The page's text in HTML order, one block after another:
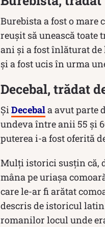
Burebista a fost o
reuşit să unească toate
ani și a fost înlăturat
și a fost ucis în urma
Decebal, trădat
ȘiDecebala avut parte
undeva între anii 55 și
puterea i-a fost oferită
Mulți istorici susțin că,
mâna pe uriașa
care le-ar fi arătat
descris de istoricul latin
romanilor locul unde